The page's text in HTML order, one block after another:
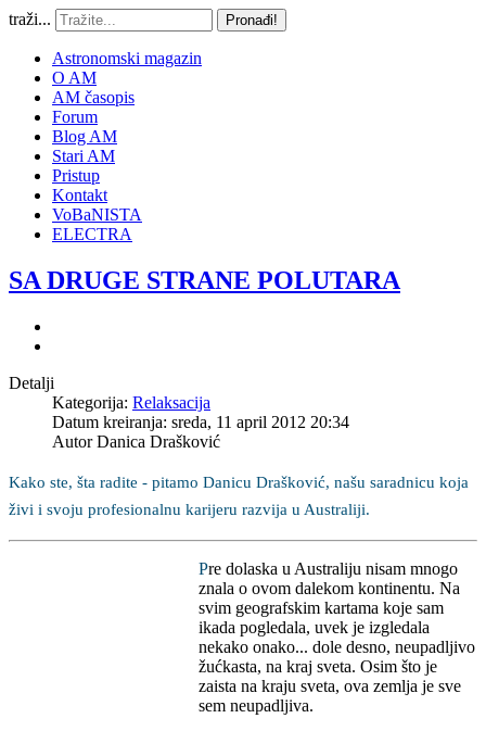
traži... Pronađi!
Astronomski magazin
O AM
AM časopis
Forum
Blog AM
Stari AM
Pristup
Kontakt
VoBaNISTA
ELECTRA
SA DRUGE STRANE POLUTARA
Detalji
Kategorija: Relaksacija
Datum kreiranja: sreda, 11 april 2012 20:34
AutorDanica Drašković
Kako ste, šta radite - pitamo Danicu Drašković, našu saradnicu koja
živi i svoju profesionalnu karijeru razvija u Australiji.
Pre dolaska u Australiju nisam mnogo
znala o ovom dalekom kontinentu. Na
svim geografskim kartama koje sam
ikada pogledala, uvek je izgledala
nekako onako... dole desno, neupadljivo
žućkasta, na kraj sveta. Osim što je
zaista na kraju sveta, ova zemlja je sve
sem neupadljiva.